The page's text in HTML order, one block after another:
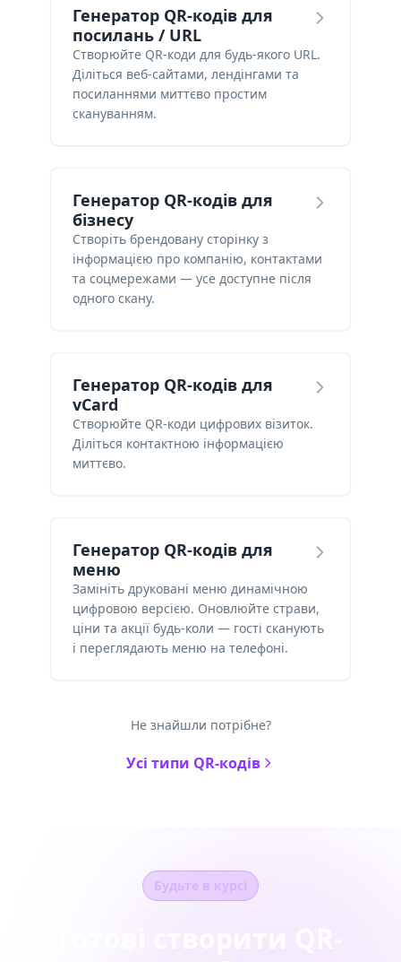
Генератор QR-кодів для
посилань / URL
Створюйте QR-коди для будь-якого URL.
Діліться веб-сайтами, лендінгами та
посиланнями миттєво простим
скануванням.
Генератор QR-кодів для
бізнесу
Створіть брендовану сторінку з
інформацією про компанію, контактами
та соцмережами — усе доступне після
одного скану.
Генератор QR-кодів для
vCard
Створюйте QR-коди цифрових візиток.
Діліться контактною інформацією
миттєво.
Генератор QR-кодів для
меню
Замініть друковані меню динамічною
цифровою версією. Оновлюйте страви,
ціни та акції будь-коли — гості сканують
і переглядають меню на телефоні.
Не знайшли потрібне?
Усі типи QR-кодів
Будьте в курсі